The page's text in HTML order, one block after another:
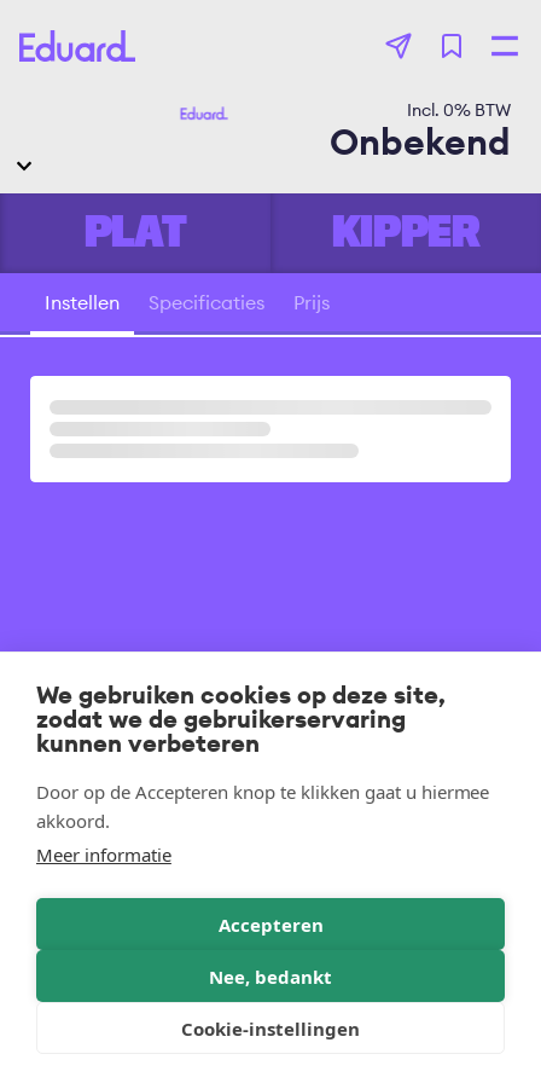
We gebruiken cookies op deze site,
zodat we de gebruikerservaring
kunnen verbeteren
Door op de Accepteren knop te klikken gaat u hiermee
akkoord.
Meer informatie
Accepteren
Nee, bedankt
Cookie-instellingen
en
gaan
PLAT KIPPER
Instellen Specificaties Prijs
Incl.0% BTW
Onbekend